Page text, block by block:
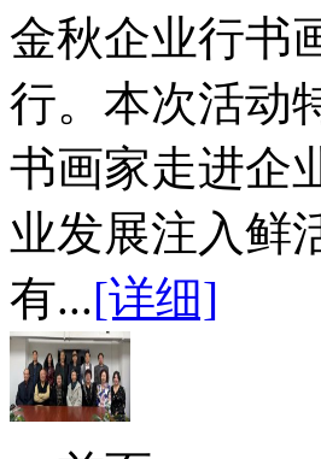
金秋企业行书
行。本次活动
书画家走进企
业发展注入鲜
有...[详细]